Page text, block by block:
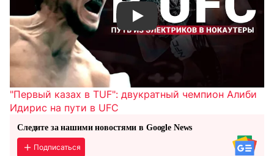
Смотреть видео YouTube
"Первый казах в TUF": двукратный чемпион Алиби
Идирис на пути в UFC
Следите за нашими новостями в Google News
Подписаться